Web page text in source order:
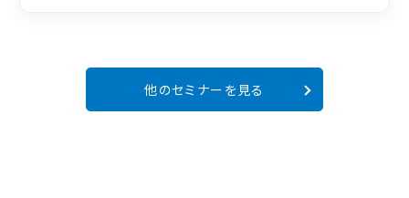
他のセミナーを見る